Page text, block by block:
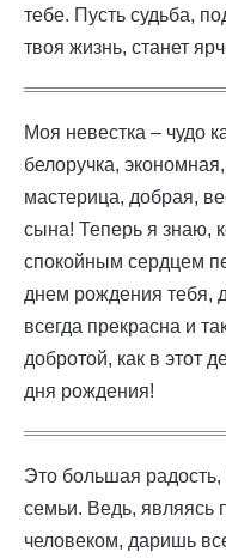
тебе. Пусть судьба,
твоя жизнь, станет
Моя невестка – чудо
белоручка,
мастерица, добрая,
сына! Теперь я знаю,
спокойным сердцем
днем рождения тебя,
всегда прекрасна и
добротой, как в этот
дня рождения!
Это большая
семьи. Ведь, являясь
человеком, даришь